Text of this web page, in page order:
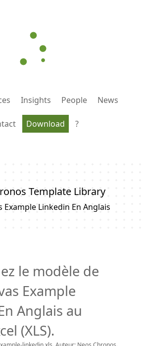
Insights People News
Download ?
Template Library
Example Linkedin En Anglais
le modèle de
Example
Anglais au
(XLS).